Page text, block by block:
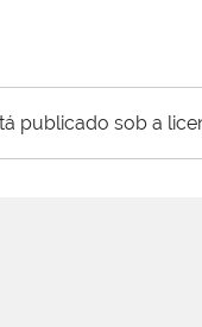
publicado sob a